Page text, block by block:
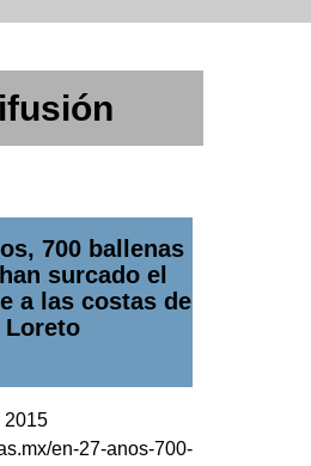
700 ballenas
surcado el
a las costas de
Loreto
2015
en-27-anos-700-